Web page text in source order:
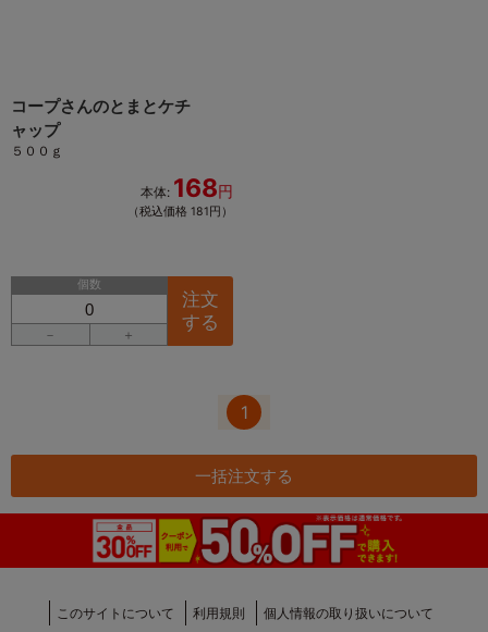
コープさんのとまとケチ
ャップ
５００ｇ
本体: 168円
（税込価格 181円）
個数
－ ＋
注文
する
1
一括注文する
このサイトについて 利用規則 個人情報の取り扱いについて